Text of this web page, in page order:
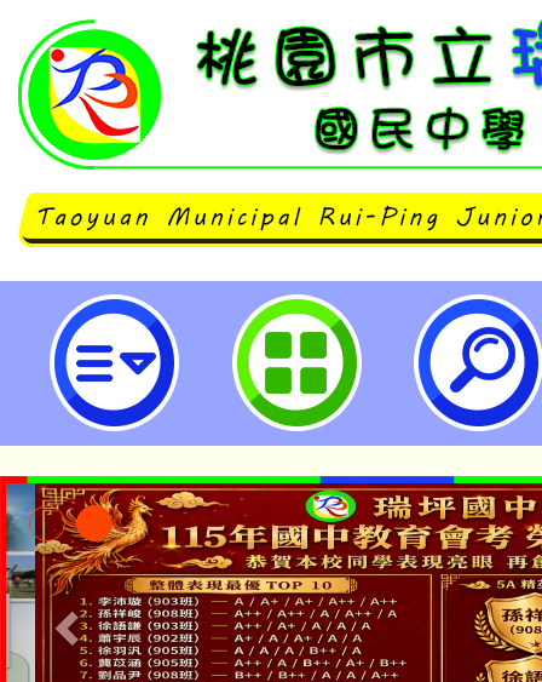
轉知本府修正「桃園市政府及所屬
職場霸凌防治與申訴作業注意事項
自即日生效-桃園市立瑞坪國民中學